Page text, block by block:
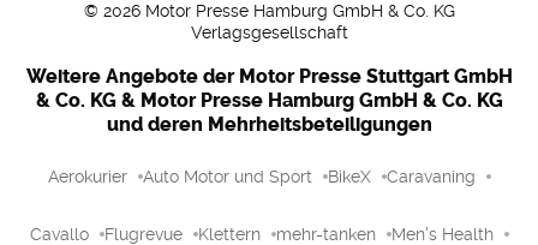
© 2026 Motor Presse Hamburg GmbH & Co. KG
Verlagsgesellschaft
Weitere Angebote der Motor Presse Stuttgart GmbH
& Co. KG & Motor Presse Hamburg GmbH & Co. KG
und deren Mehrheitsbeteiligungen
Aerokurier Auto Motor und Sport BikeX Caravaning
Cavallo Flugrevue Klettern mehr-tanken Men's Health